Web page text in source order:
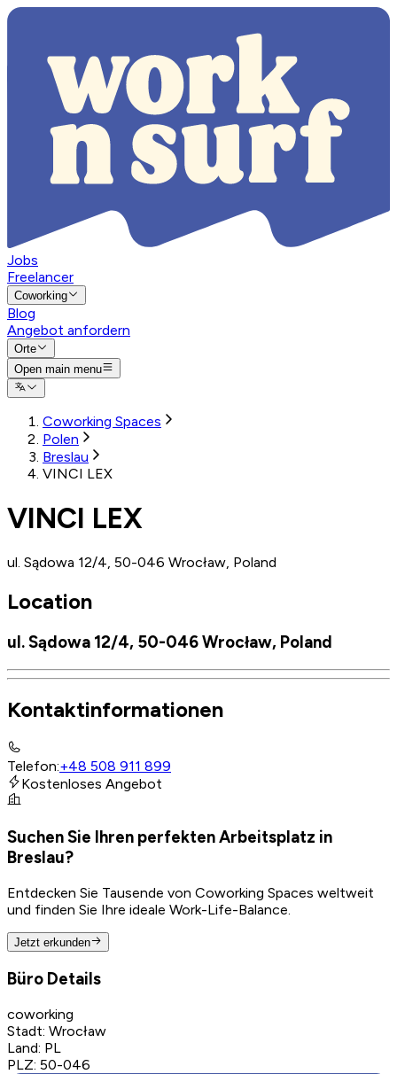
Jobs
Freelancer
Coworking
Blog
Angebot anfordern
Orte
Open main menu
Coworking Spaces
Polen
Breslau
VINCI LEX
VINCI LEX
ul. Sądowa 12/4, 50-046 Wrocław, Poland
Location
ul. Sądowa 12/4, 50-046 Wrocław, Poland
Kontaktinformationen
Telefon:+48 508 911 899
Kostenloses Angebot
Suchen Sie Ihren perfekten Arbeitsplatz in
Breslau?
Entdecken Sie Tausende von Coworking Spaces weltweit
und finden Sie Ihre ideale Work-Life-Balance.
Jetzt erkunden
Büro Details
coworking
Stadt: Wrocław
Land: PL
PLZ: 50-046